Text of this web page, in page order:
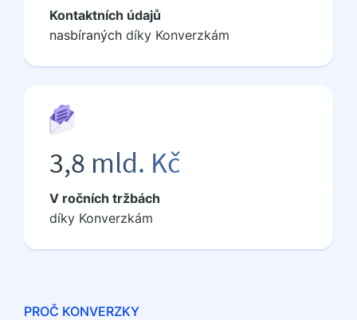
Kontaktních údajů
nasbíraných díky Konverzkám
3,8 mld. Kč
V ročních tržbách
díky Konverzkám
PROČ KONVERZKY